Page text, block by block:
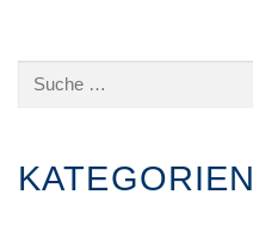
Suche
KATEGORIEN